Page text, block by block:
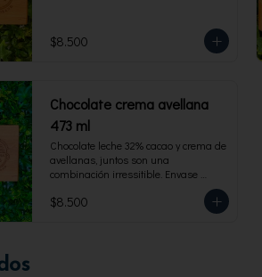
$8.500
Chocolate crema avellana
473 ml
Chocolate leche 32% cacao y crema de
avellanas, juntos son una
combinación irressitible. Envase
$8.500